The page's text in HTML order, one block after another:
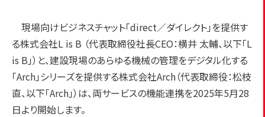
現場向けビジネスチャット「direct／ダイレクト」を提供す
る株式会社L is B （代表取締役社長CEO：横井 太輔、以下「L
is B」）と、建設現場のあらゆる機械の管理をデジタル化する
「Arch」シリーズを提供する株式会社Arch（代表取締役：松枝
直、以下「Arch」）は、両サービスの機能連携を2025年5月28
日より開始します。